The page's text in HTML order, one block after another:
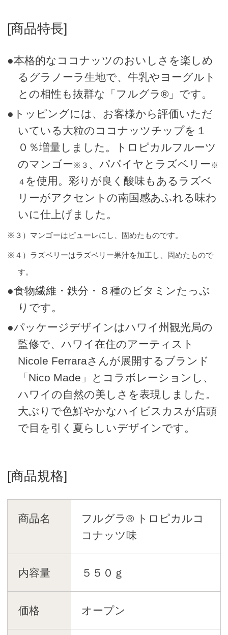
[商品特長]
●本格的なココナッツのおいしさを楽しめ
るグラノーラ生地で、牛乳やヨーグルト
との相性も抜群な「フルグラ®」です。
●トッピングには、お客様から評価いただ
いている大粒のココナッツチップを１
０％増量しました。トロピカルフルーツ
のマンゴー ※３ 、パパイヤとラズベリー ※
４ を使用。彩りが良く酸味もあるラズベ
リーがアクセントの南国感あふれる味わ
いに仕上げました。
※３）マンゴーはピューレにし、固めたものです。
※４）ラズベリーはラズベリー果汁を加工し、固めたもので
す。
●食物繊維・鉄分・８種のビタミンたっぷ
りです。
●パッケージデザインはハワイ州観光局の
監修で、ハワイ在住のアーティスト
Nicole Ferraraさんが展開するブランド
「Nico Made」とコラボレーションし、
ハワイの自然の美しさを表現しました。
大ぶりで色鮮やかなハイビスカスが店頭
で目を引く夏らしいデザインです。
[商品規格]
商品名
フルグラ® トロピカルコ
コナッツ味
内容量 ５５０ｇ
価格 オープン